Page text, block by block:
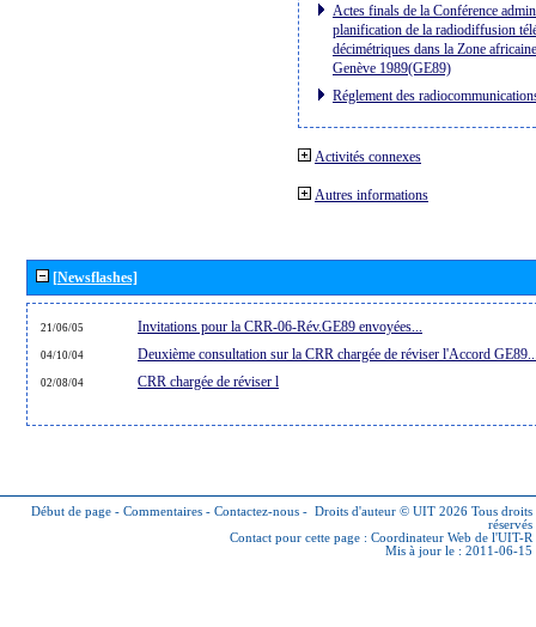
Actes finals de la Conférence
planification de la radiodiffusion
décimétriques dans la Zone
Genève 1989(GE89)
Réglement des
Activités connexes
Autres informations
[Newsflashes]
21/06/05 Invitations pour la CRR-06-Rév.GE89 envoyées...
04/10/04 Deuxième consultation sur la CRR chargée de réviser l'Accord
02/08/04 CRR chargée de réviser l
Début de page - Commentaires - Contactez-nous - Droits d'auteur © UIT 2026 Tous droits
réservés
Contact pour cette page : Coordinateur Web de l'UIT-R
Mis à jour le : 2011-06-15